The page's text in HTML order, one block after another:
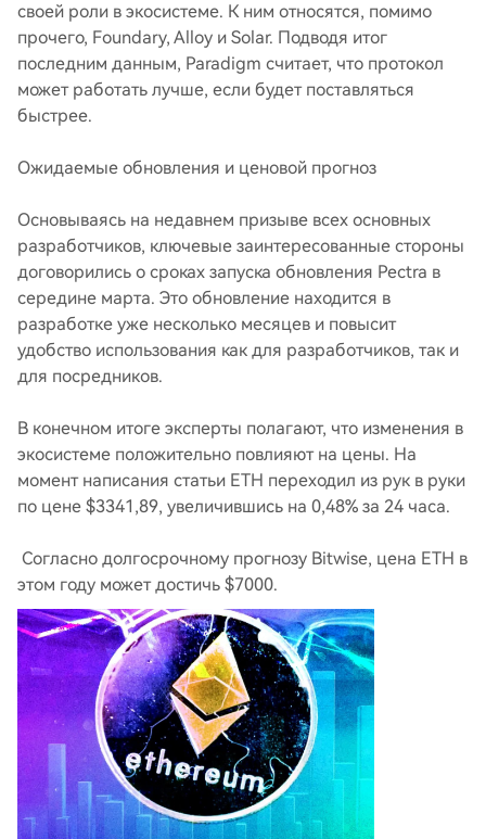
своей роли в экосистеме. К ним относятся, помимо
прочего, Foundary, Alloy и Solar. Подводя итог
последним данным, Paradigm считает, что протокол
может работать лучше, если будет поставляться
быстрее.
Ожидаемые обновления и ценовой прогноз
Основываясь на недавнем призыве всех основных
разработчиков, ключевые заинтересованные стороны
договорились о сроках запуска обновления Pectra в
середине марта. Это обновление находится в
разработке уже несколько месяцев и повысит
удобство использования как для разработчиков, так и
для посредников.
В конечном итоге эксперты полагают, что изменения в
экосистеме положительно повлияют на цены. На
момент написания статьи ETH переходил из рук в руки
по цене $3341,89, увеличившись на 0,48% за 24 часа.
Согласно долгосрочному прогнозу Bitwise, цена ETH в
этом году может достичь $7000.